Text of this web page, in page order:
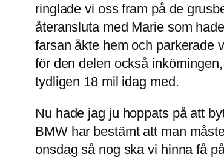
ringlade vi oss fram på de
återansluta med Marie som
farsan åkte hem och parkerade
för den delen också
tydligen 18 mil idag med.
Nu hade jag ju hoppats på att
BMW har bestämt att man
onsdag så nog ska vi hinna få